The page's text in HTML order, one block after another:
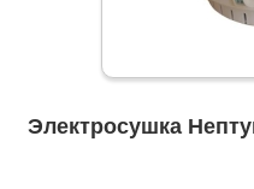
Электросушка